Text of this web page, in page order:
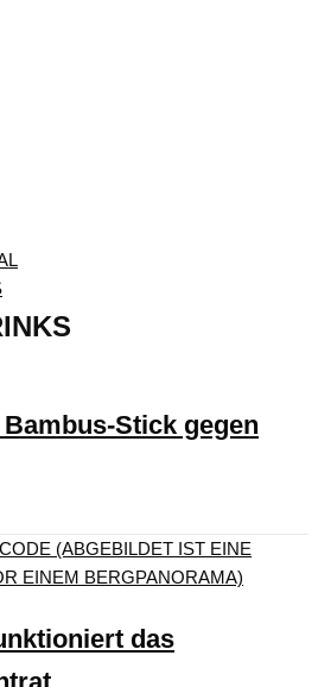
Stick gegen
das